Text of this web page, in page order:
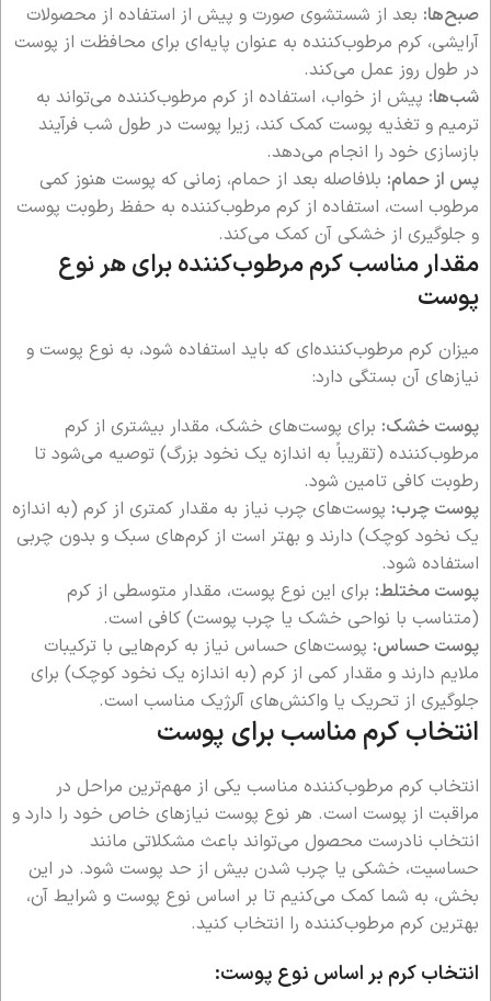
صبح‌ها: بعد از شستشوی صورت و پیش از استفاده از محصولات
آرایشی، کرم مرطوب‌کننده به عنوان پایه‌ای برای محافظت از پوست
در طول روز عمل می‌کند.
شب‌ها: پیش از خواب، استفاده از کرم مرطوب‌کننده می‌تواند به
ترمیم و تغذیه پوست کمک کند، زیرا پوست در طول شب فرآیند
بازسازی خود را انجام می‌دهد.
پس از حمام: بلافاصله بعد از حمام، زمانی که پوست هنوز کمی
مرطوب است، استفاده از کرم مرطوب‌کننده به حفظ رطوبت پوست
و جلوگیری از خشکی آن کمک می‌کند.
مقدار مناسب کرم مرطوب‌کننده برای هر نوع
پوست
میزان کرم مرطوب‌کننده‌ای که باید استفاده شود، به نوع پوست و
نیازهای آن بستگی دارد:
پوست خشک: برای پوست‌های خشک، مقدار بیشتری از کرم
مرطوب‌کننده (تقریباً به اندازه یک نخود بزرگ) توصیه می‌شود تا
رطوبت کافی تامین شود.
پوست چرب: پوست‌های چرب نیاز به مقدار کمتری از کرم (به اندازه
یک نخود کوچک) دارند و بهتر است از کرم‌های سبک و بدون چربی
استفاده شود.
پوست مختلط: برای این نوع پوست، مقدار متوسطی از کرم
(متناسب با نواحی خشک یا چرب پوست) کافی است.
پوست حساس: پوست‌های حساس نیاز به کرم‌هایی با ترکیبات
ملایم دارند و مقدار کمی از کرم (به اندازه یک نخود کوچک) برای
جلوگیری از تحریک یا واکنش‌های آلرژیک مناسب است.
انتخاب کرم مناسب برای پوست
انتخاب کرم مرطوب‌کننده مناسب یکی از مهم‌ترین مراحل در
مراقبت از پوست است. هر نوع پوست نیازهای خاص خود را دارد و
انتخاب نادرست محصول می‌تواند باعث مشکلاتی مانند
حساسیت، خشکی یا چرب شدن بیش از حد پوست شود. در این
بخش، به شما کمک می‌کنیم تا بر اساس نوع پوست و شرایط آن،
بهترین کرم مرطوب‌کننده را انتخاب کنید.
انتخاب کرم بر اساس نوع پوست: